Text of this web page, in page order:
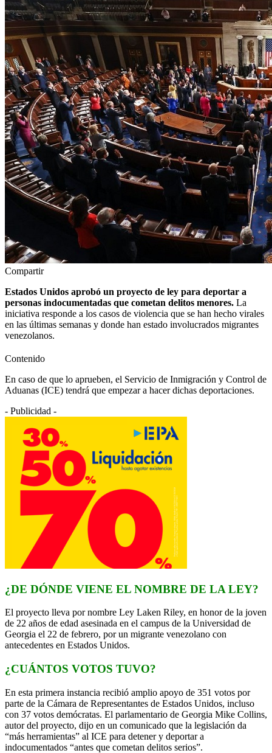
Compartir
Estados Unidos aprobó un proyecto de ley para deportar a
personas indocumentadas que cometan delitos menores. La
iniciativa responde a los casos de violencia que se han hecho virales
en las últimas semanas y donde han estado involucrados migrantes
venezolanos.
Contenido
En caso de que lo aprueben, el Servicio de Inmigración y Control de
Aduanas (ICE) tendrá que empezar a hacer dichas deportaciones.
- Publicidad -
¿DE DÓNDE VIENE EL NOMBRE DE LA LEY?
El proyecto lleva por nombre Ley Laken Riley, en honor de la joven
de 22 años de edad asesinada en el campus de la Universidad de
Georgia el 22 de febrero, por un migrante venezolano con
antecedentes en Estados Unidos.
¿CUÁNTOS VOTOS TUVO?
En esta primera instancia recibió amplio apoyo de 351 votos por
parte de la Cámara de Representantes de Estados Unidos, incluso
con 37 votos demócratas. El parlamentario de Georgia Mike Collins,
autor del proyecto, dijo en un comunicado que la legislación da
“más herramientas” al ICE para detener y deportar a
indocumentados “antes que cometan delitos serios”.